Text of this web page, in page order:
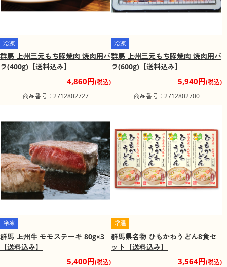
えられています。江戸時代の温泉番付では当時の最高位で
ある東大関に格付けされた、日本を代表する名泉の一つで
高崎城址公園
井伊直政が家康の命を受け高崎に城を構え、その後安藤家
が3代77年間城主をつとめ、この時期に城が完成しました。
今も残るお堀の周辺は桜の名所になっています。
太田市の北部に位置する公園面積約１９ｈａの広大な公園
です。毎年春には250本の桜、市民ボランティアにより植栽
された芝桜、ポピーが約4.6ヘクタールの丘陵地一面に咲き
競い、続いて３万２千本のツツジが開花します。10月から
翌年の1月まではイルミネーションが見られます。
冷凍
群馬 上州三元もち豚焼肉 焼肉用バ
ラ(400g)【送料込み】
4,860円(税込)
商品番号：2712802727
冷凍
群馬 上州三元もち豚焼肉 焼肉用バ
ラ(600g)【送料込み】
5,940円(税込)
商品番号：2712802700
冷凍
群馬 上州牛 モモステーキ 80g×3
【送料込み】
5,400円(税込)
常温
群馬県名物 ひもかわうどん8食セ
ット【送料込み】
3,564円(税込)